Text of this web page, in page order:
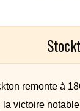
remonte à
victoire